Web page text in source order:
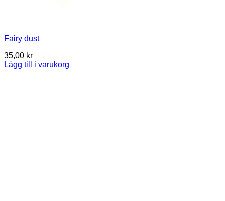
Fairy dust
35,00 kr
Lägg till i varukorg